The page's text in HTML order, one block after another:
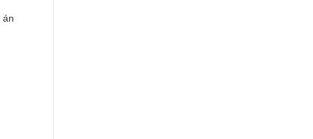
án